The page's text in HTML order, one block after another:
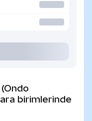
birimlerinde